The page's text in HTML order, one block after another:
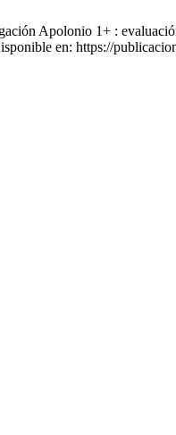
Apolonio 1+ :
en: https://